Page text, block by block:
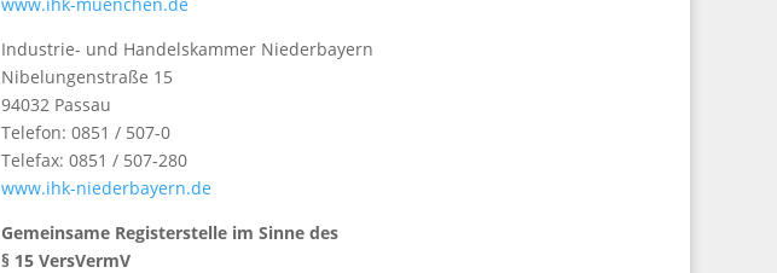
Industrie- und Handelskammer Niederbayern
Nibelungenstraße 15
94032 Passau
Telefon: 0851 / 507-0
Telefax: 0851 / 507-280
www.ihk-niederbayern.de
Gemeinsame Registerstelle im Sinne des
§ 15 VersVermV